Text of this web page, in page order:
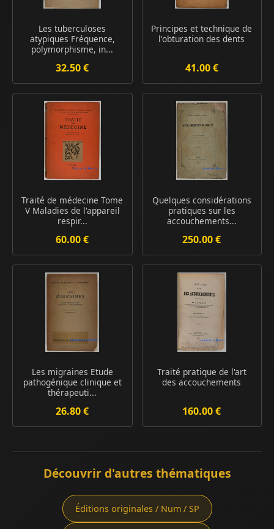
Les tuberculoses
atypiques Fréquence,
polymorphisme, in...
32.50 €
Principes et technique de
l'obturation des dents
41.00 €
Traité de médecine Tome
V Maladies de l'appareil
respir...
60.00 €
Quelques considérations
pratiques sur les
accouchements...
250.00 €
Les migraines Etude
pathogénique clinique et
thérapeuti...
26.80 €
Traité pratique de l'art
des accouchements
160.00 €
Découvrir d'autres thématiques
Éditions originales / Num / SP